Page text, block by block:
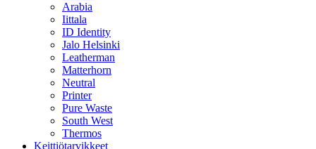
Arabia
Iittala
ID Identity
Jalo Helsinki
Leatherman
Matterhorn
Neutral
Printer
Pure Waste
South West
Thermos
Keittiötarvikkeet